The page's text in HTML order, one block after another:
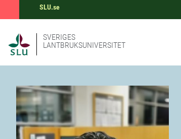
SLU.se
SVERIGES
LANTBRUKSUNIVERSITET